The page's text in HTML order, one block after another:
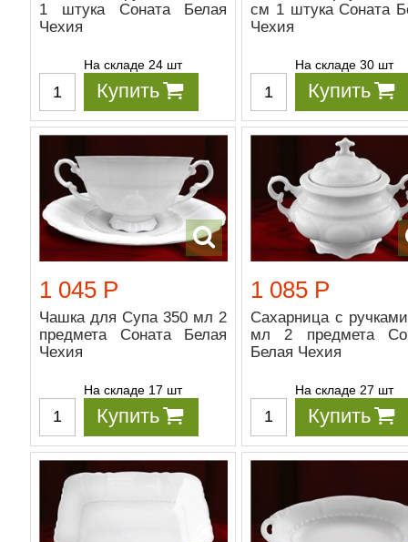
1 штука Соната Белая
Чехия
На складе 24 шт
Купить
см 1 штука Соната
Чехия
На складе 30 шт
Купить
1 045 Р
Чашка для Супа 350 мл 2
предмета Соната Белая
Чехия
На складе 17 шт
Купить
1 085 Р
Сахарница с
мл 2 предмета
Белая Чехия
На складе 27 шт
Купить